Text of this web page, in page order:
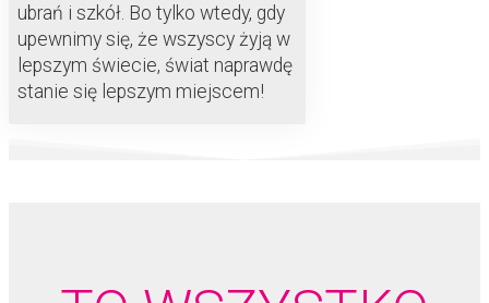
ubrań i szkół. Bo tylko wtedy, gdy
upewnimy się, że wszyscy żyją w
lepszym świecie, świat naprawdę
stanie się lepszym miejscem!